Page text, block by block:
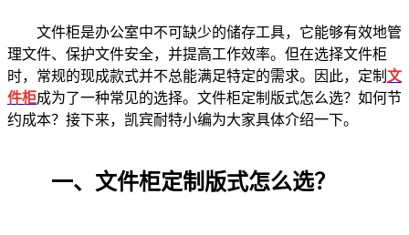
文件柜是办公室中不可缺少的储存工具，它能够有效地管
理文件、保护文件安全，并提高工作效率。但在选择文件柜
时，常规的现成款式并不总能满足特定的需求。因此，定制 文
件柜成为了一种常见的选择。文件柜定制版式怎么选？如何节
约成本？接下来，凯宾耐特小编为大家具体介绍一下。
一、文件柜定制版式怎么选？